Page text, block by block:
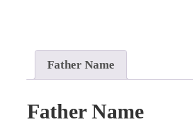
Father Name
Father Name